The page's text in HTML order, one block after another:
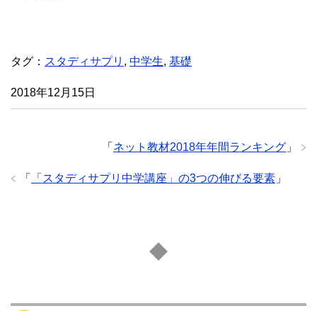
タグ： スタディサプリ , 中学生, 基礎
2018年12月15日
「 ネット教材2018年年間ランキング 」
「 「スタディサプリ中学講座」の3つの伸びる要素 」